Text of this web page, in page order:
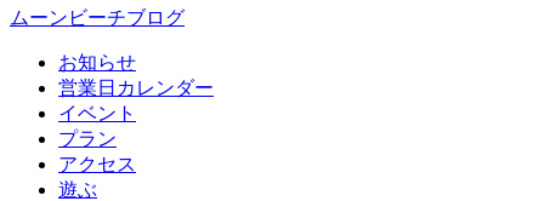
ムーンビーチブログ
お知らせ
営業日カレンダー
イベント
プラン
アクセス
遊ぶ